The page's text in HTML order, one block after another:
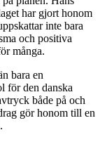
har gjort honom
inte bara
och positiva
många.
bara en
för den danska
både på och
gör honom till en